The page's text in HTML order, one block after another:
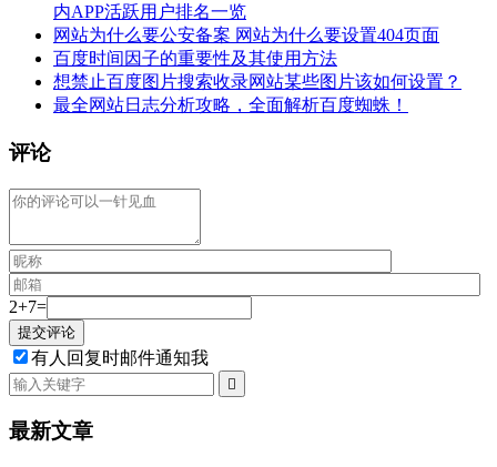
内APP活跃用户排名一览
网站为什么要公安备案 网站为什么要设置404页面
百度时间因子的重要性及其使用方法
想禁止百度图片搜索收录网站某些图片该如何设置？
最全网站日志分析攻略，全面解析百度蜘蛛！
评论
2+7=
有人回复时邮件通知我

最新文章